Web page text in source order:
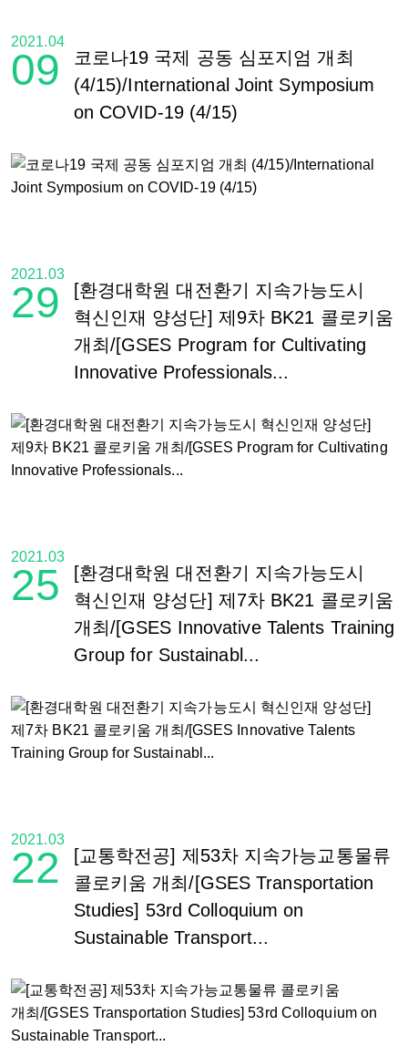
2021.04
09
코로나19 국제 공동 심포지엄 개최
(4/15)/International Joint Symposium
on COVID-19 (4/15)
2021.03
29
[환경대학원 대전환기 지속가능도시
혁신인재 양성단] 제9차 BK21 콜로키움
개최/[GSES Program for Cultivating
Innovative Professionals...
2021.03
25
[환경대학원 대전환기 지속가능도시
혁신인재 양성단] 제7차 BK21 콜로키움
개최/[GSES Innovative Talents Training
Group for Sustainabl...
2021.03
22
[교통학전공] 제53차 지속가능교통물류
콜로키움 개최/[GSES Transportation
Studies] 53rd Colloquium on
Sustainable Transport...